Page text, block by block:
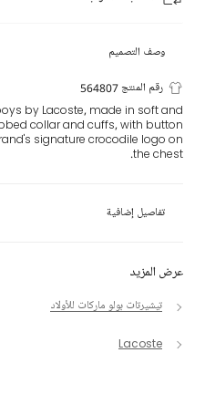
عرض المزيد
تيشيرتات بولو ماركات للأولاد
Lacoste
وصف التصميم
رقم المنتج 564807
by Lacoste, made in soft and
collar and cuffs, with button
signature crocodile logo on
the chest.
تفاصيل إضافية